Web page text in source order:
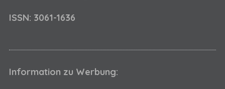
m
i
ISSN: 3061-1636
Information zu Werbung: